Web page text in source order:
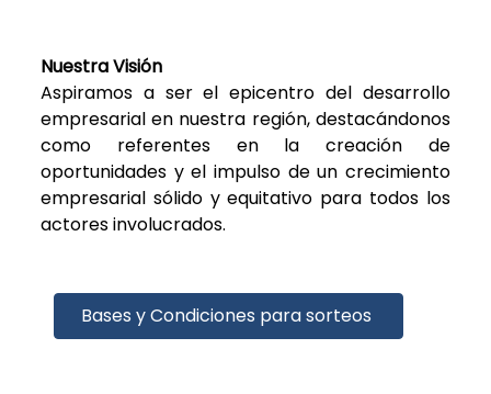
Nuestra Visión
Aspiramos a ser el epicentro del desarrollo
empresarial en nuestra región, destacándonos
como referentes en la creación de
oportunidades y el impulso de un crecimiento
empresarial sólido y equitativo para todos los
actores involucrados.
Bases y Condiciones para sorteos